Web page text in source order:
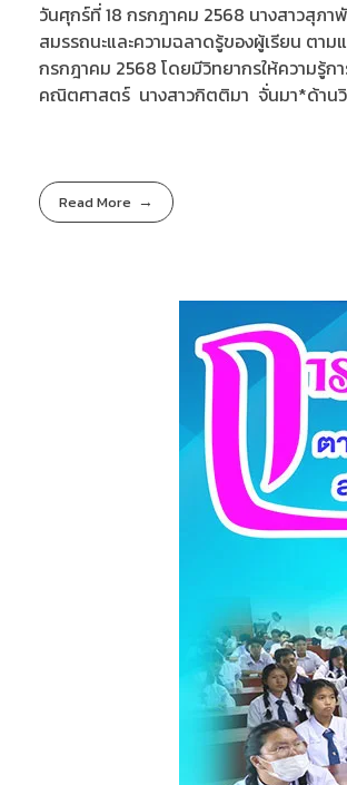
วันศุกร์ที่ 18 กรกฎาคม 2568 นางสาวสุภ
สมรรถนะและความฉลาดรู้ของผู้เรียน ตา
กรกฎาคม 2568 โดยมีวิทยากรให้ความรู้
คณิตศาสตร์ นางสาวกิตติมา จั่นมา*ด้าน
Read More